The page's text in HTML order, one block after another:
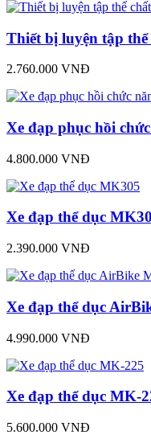
Thiết bị luyện tập thể
2.760.000 VNĐ
Xe đạp phục hồi
4.800.000 VNĐ
Xe đạp thể dục
2.390.000 VNĐ
Xe đạp thể dục
4.990.000 VNĐ
Xe đạp thể dục MK-
5.600.000 VNĐ